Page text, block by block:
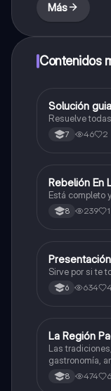
Más
Contenidos
Artes
Solución guia
Resuelve
7 46 2
Sociales/
Rebelión En
Está completo
8 239 1
Artes
Sirve por si te
6 634
Artes
La Región
Las
gastronomía,
medicina
musicales.
8 474 6